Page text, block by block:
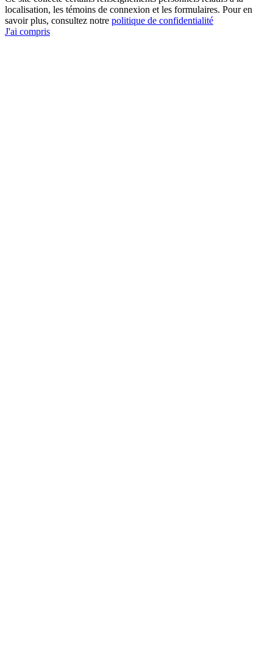
localisation, les témoins de connexion et les formulaires. Pour en
savoir plus, consultez notre politique de confidentialité
J'ai compris